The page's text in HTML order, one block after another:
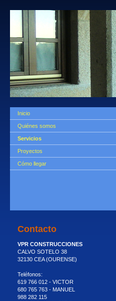
Inicio
Quiénes somos
Servicios
Proyectos
Cómo llegar
Contacto
VPR CONSTRUCCIONES
CALVO SOTELO 38
32130 CEA (OURENSE)
Teléfonos:
619 766 012 - VICTOR
680 765 763 - MANUEL
988 282 115